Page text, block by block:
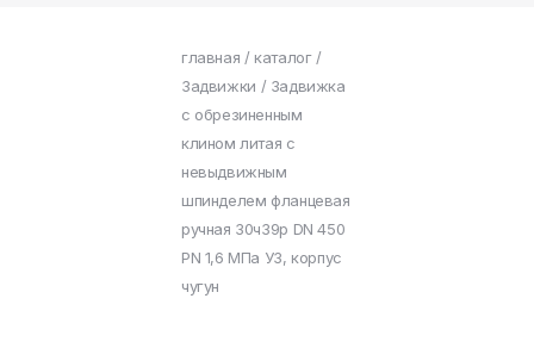
главная / каталог/
Задвижки / Задвижка
с обрезиненным
клином литая с
невыдвижным
шпинделем фланцевая
ручная 30ч39р DN 450
PN 1,6 МПа У3, корпус
чугун